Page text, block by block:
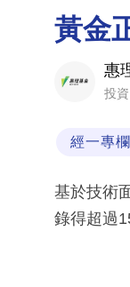
黃金
惠
投資
經一專欄
基於技術
錄得超過